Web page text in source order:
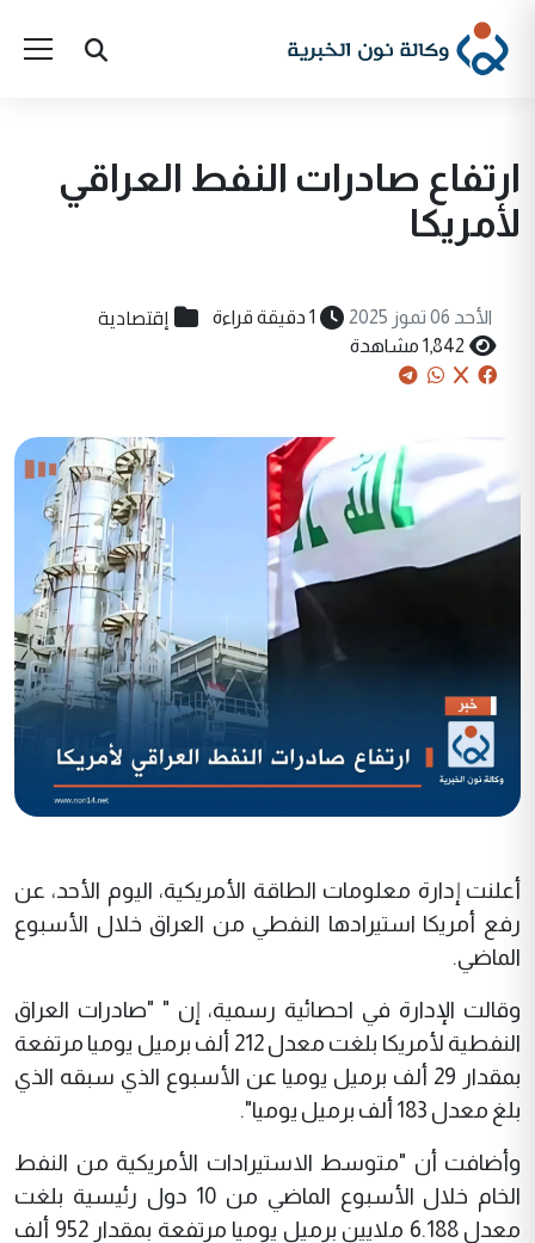
ارتفاع صادرات النفط العراقي
لأمريكا
الأحد 06 تموز 2025 1 دقيقة قراءة إقتصادية
1,842 مشاهدة
أعلنت إدارة معلومات الطاقة الأمريكية، اليوم الأحد، عن
رفع أمريكا استيرادها النفطي من العراق خلال الأسبوع
الماضي.
وقالت الإدارة في احصائية رسمية، إن " "صادرات العراق
النفطية لأمريكا بلغت معدل 212 ألف برميل يوميا مرتفعة
بمقدار 29 ألف برميل يوميا عن الأسبوع الذي سبقه الذي
بلغ معدل 183 ألف برميل يوميا".
وأضافت أن "متوسط الاستيرادات الأمريكية من النفط
الخام خلال الأسبوع الماضي من 10 دول رئيسية بلغت
معدل 6.188 ملايين برميل يوميا مرتفعة بمقدار 952 ألف